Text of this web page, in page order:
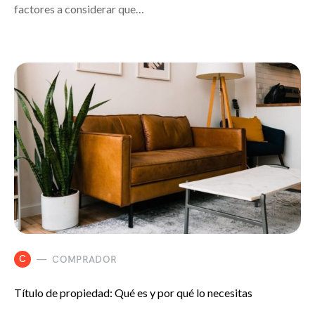
factores a considerar que…
C COMPRADOR
Título de propiedad: Qué es y por qué lo necesitas